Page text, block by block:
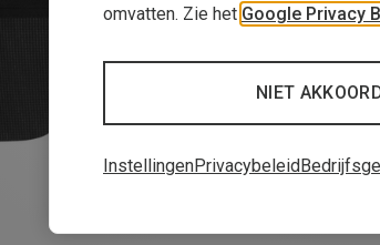
omvatten. Zie het Google Privacy
NIET
InstellingenPrivacybeleid